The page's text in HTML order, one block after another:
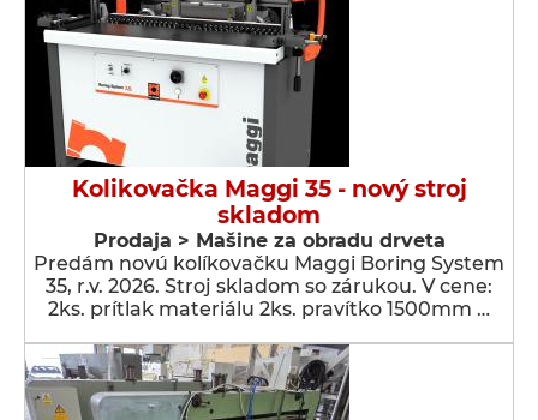
Kolikovačka Maggi 35 - nový stroj
skladom
Prodaja > Мašine za obradu drveta
Predám novú kolíkovačku Maggi Boring System
35, r.v. 2026. Stroj skladom so zárukou. V cene:
2ks. prítlak materiálu 2ks. pravítko 1500mm …